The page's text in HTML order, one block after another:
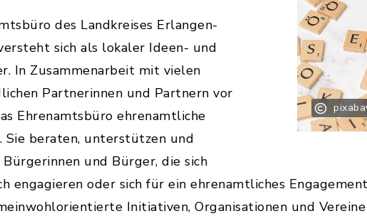
des Landkreises Erlangen-
sich als lokaler Ideen- und
In Zusammenarbeit mit vielen
Partnerinnen und Partnern vor
Ehrenamtsbüro ehrenamtliche
Sie beraten, unterstützen und
und Bürger, die sich
engagieren oder sich für ein ehrenamtliches
Initiativen, Organisationen und